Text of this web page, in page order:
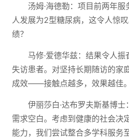
汤姆·海德勒：项目前两年
人发展为2型糖尿病，这令人惊
绩？
马修·爱德华兹：结果令人
失访患者。对坚持长期随访的家
成效——接触点越多，效果越佳。
伊丽莎白·达布罗夫斯基博
需求空白。考虑到健康的社会决
能力，我们尝试整合多学科服务